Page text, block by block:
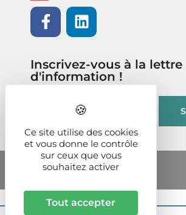
Inscrivez-vous à la lettre
d'information !
Ce site utilise des cookies
et vous donne le contrôle
sur ceux que vous
souhaitez activer
Tout accepter